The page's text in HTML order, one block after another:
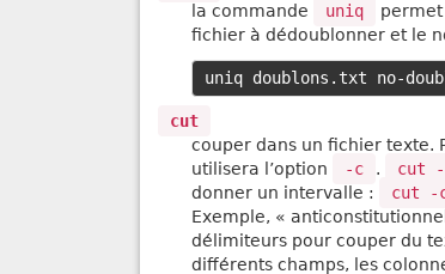
la commande
uniq
fichier à dédoublonner et le
cut
couper dans un fichier texte.
utilisera l’option
-c . cut
donner un intervalle :
cut -
Exemple, «
délimiteurs pour couper du
différents champs, les